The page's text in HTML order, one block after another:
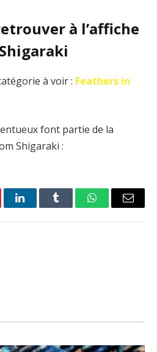
à l’affiche
à voir : Feathers in
font partie de la
Shigaraki :
LinkedInTumblr WhatsAppEmail